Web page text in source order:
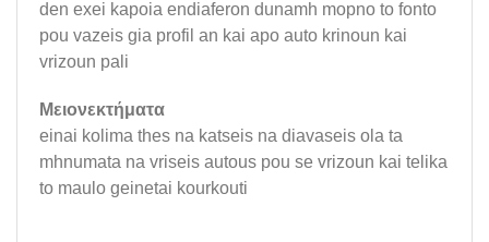
den exei kapoia endiaferon dunamh mopno to fonto
pou vazeis gia profil an kai apo auto krinoun kai
vrizoun pali
Μειονεκτήματα
einai kolima thes na katseis na diavaseis ola ta
mhnumata na vriseis autous pou se vrizoun kai telika
to maulo geinetai kourkouti